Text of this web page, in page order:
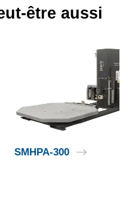
être aussi
SMHPA-300